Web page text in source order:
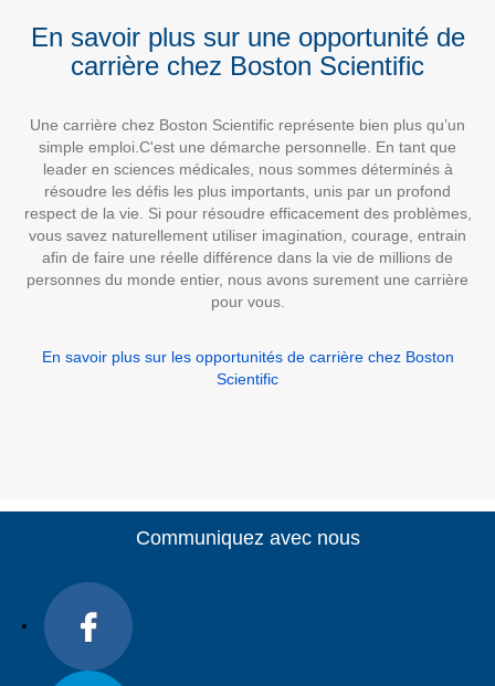
En savoir plus sur une opportunité de
carrière chez Boston Scientific
Une carrière chez Boston Scientific représente bien plus qu’un
simple emploi.C'est une démarche personnelle. En tant que
leader en sciences médicales, nous sommes déterminés à
résoudre les défis les plus importants, unis par un profond
respect de la vie. Si pour résoudre efficacement des problèmes,
vous savez naturellement utiliser imagination, courage, entrain
afin de faire une réelle différence dans la vie de millions de
personnes du monde entier, nous avons surement une carrière
pour vous.
En savoir plus sur les opportunités de carrière chez Boston
Scientific
Communiquez avec nous